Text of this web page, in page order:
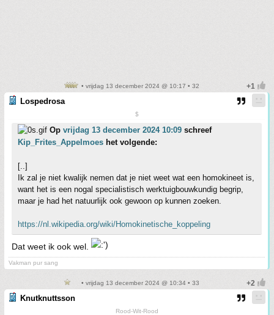
• vrijdag 13 december 2024 @ 10:17 • 32
Lospedrosa
$
Op vrijdag 13 december 2024 10:09 schreef
Kip_Frites_Appelmoes het volgende:
[..]
Ik zal je niet kwalijk nemen dat je niet weet wat een homokineet is,
want het is een nogal specialistisch werktuigbouwkundig begrip,
maar je had het natuurlijk ook gewoon op kunnen zoeken.
https://nl.wikipedia.org/wiki/Homokinetische_koppeling
Dat weet ik ook wel.
Vakman pur sang
• vrijdag 13 december 2024 @ 10:34 • 33
Knutknuttsson
Rood-Wit-Rood